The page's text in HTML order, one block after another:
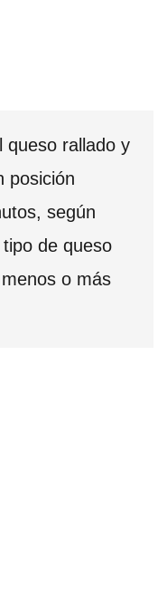
queso rallado y
posición
según
de queso
o más